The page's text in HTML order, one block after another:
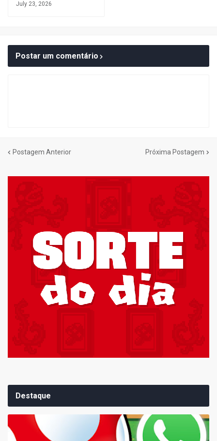
July 23, 2026
Postar um comentário
Postagem Anterior Próxima Postagem
Destaque